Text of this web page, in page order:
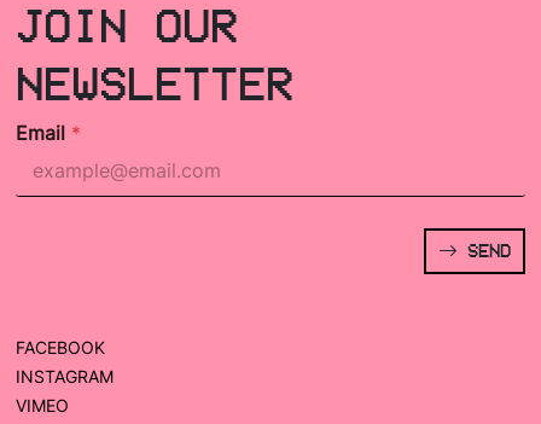
JOIN OUR
NEWSLETTER
Email *
SEND
FACEBOOK
INSTAGRAM
VIMEO